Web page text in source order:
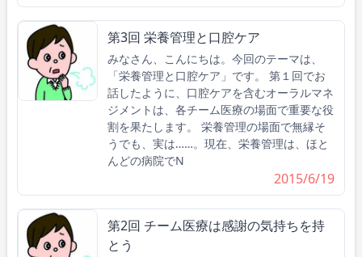
第3回 栄養管理と口腔ケア
みなさん、こんにちは。今回のテーマは、
「栄養管理と口腔ケア」です。 第１回でお
話したように、口腔ケアを含むオーラルマネ
ジメントは、各チーム医療の場面で重要な役
割を果たします。 栄養管理の場面で無縁そ
うでも、実は……。現在、栄養管理は、ほと
んどの病院でN
2015/6/19
第2回 チーム医療は感謝の気持ちを持
とう